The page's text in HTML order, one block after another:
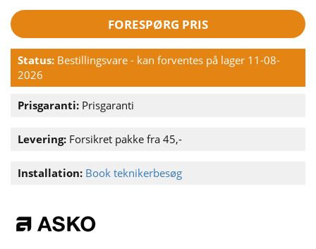
FORESPØRG PRIS
Status: Bestillingsvare - kan forventes på lager 11-08-
2026
Prisgaranti: Prisgaranti
Levering: Forsikret pakke fra 45,-
Installation: Book teknikerbesøg